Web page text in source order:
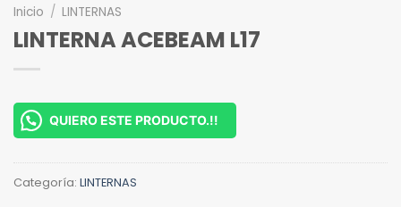
Inicio / LINTERNAS
LINTERNA ACEBEAM L17
QUIERO ESTE PRODUCTO.!!
Categoría: LINTERNAS